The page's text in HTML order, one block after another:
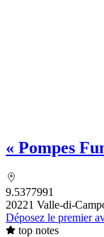
« Pompes
funéraire
9.5377991
20221 Valle-di-
Déposez le premier
top notes